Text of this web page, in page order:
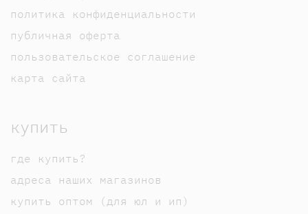
политика конфиденциальности
публичная оферта
пользовательское соглашение
карта сайта
купить
где купить?
адреса наших магазинов
купить оптом (для юл и ип)